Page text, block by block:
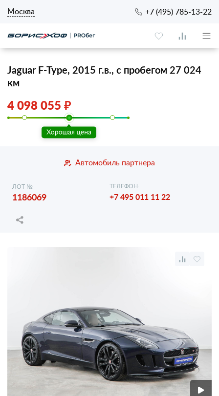
Москва +7 (495) 785-13-22
Jaguar F-Type, 2015 г.в., с пробегом 27 024
км
4 098 055 ₽
Автомобиль партнера
ЛОТ №
1186069
ТЕЛЕФОН:
+7 495 011 11 22